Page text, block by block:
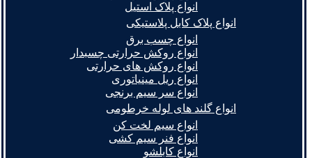
انواع پلاک استیل
انواع پلاک کابل پلاستیکی
انواع چسب برق
انواع روکش حرارتی چسبدار
انواع روکش های حرارتی
انواع ریل مینیاتوری
انواع سر سیم برنجی
انواع گلند های لوله خرطومی
انواع سیم لخت کن
انواع فنر سیم کشی
انواع کابلشو